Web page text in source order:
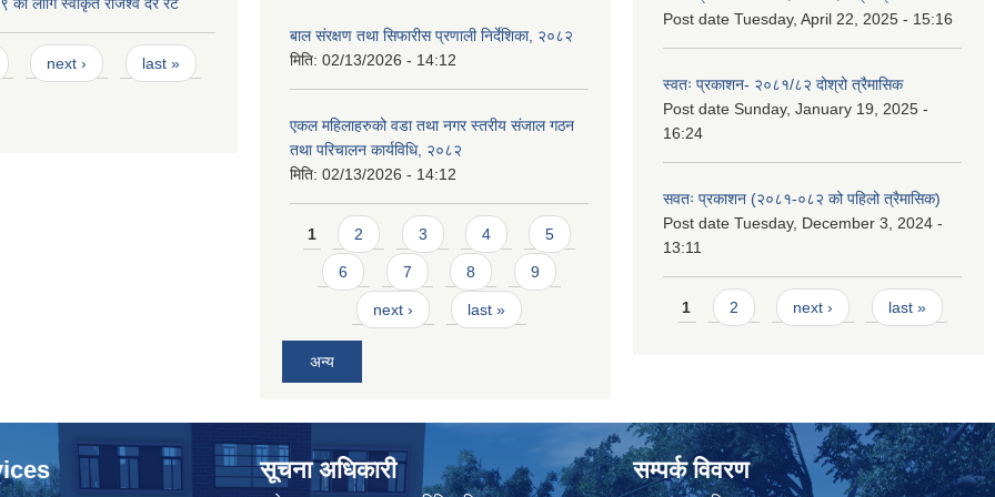
next › last »
बाल संरक्षण तथा सिफारीस प्रणाली निर्देशिका, २०८२
मिति: 02/13/2026 - 14:12
एकल महिलाहरुको वडा तथा नगर स्तरीय संजाल गठन
तथा परिचालन कार्यविधि, २०८२
मिति: 02/13/2026 - 14:12
Pages
1 2 3 4 5
6 7 8 9
next › last »
अन्य
Post date Tuesday, April 22, 2025 - 15:16
स्वतः प्रकाशन- २०८१/८२ दोश्रो त्रैमासिक
Post date Sunday, January 19, 2025 -
16:24
सवतः प्रकाशन (२०८१-०८२ को पहिलो त्रैमासिक)
Post date Tuesday, December 3, 2024 -
13:11
Pages
1 2 next › last »
सूचना अधिकारी सम्पर्क विवरण